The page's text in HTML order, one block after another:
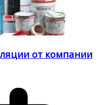
от компании